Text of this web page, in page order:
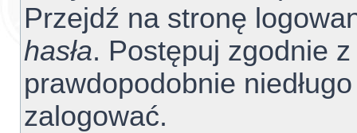
Przejdź na stronę
hasła. Postępuj zgodnie
prawdopodobnie
zalogować.